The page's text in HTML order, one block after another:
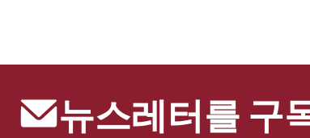
뉴스레터를 구